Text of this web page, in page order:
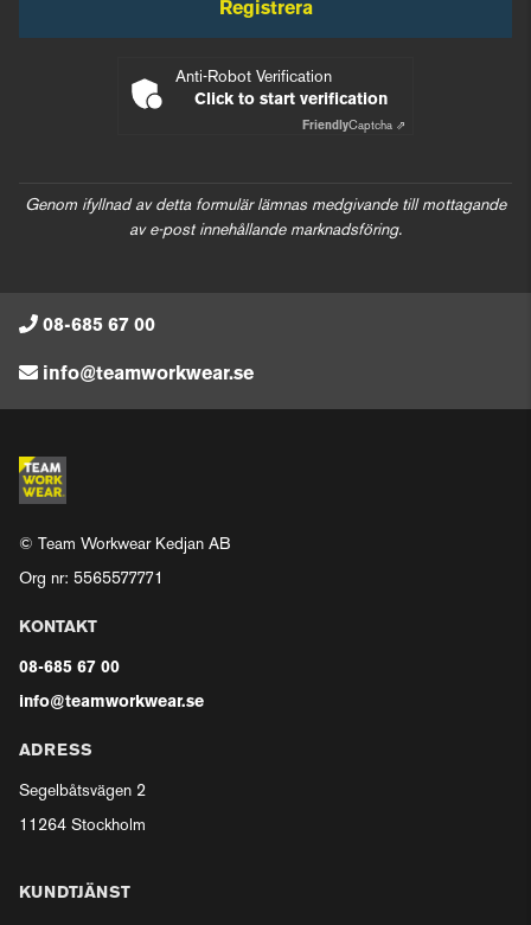
Registrera
Anti-Robot Verification
Click to start verification
FriendlyCaptcha ⇗
Genom ifyllnad av detta formulär lämnas medgivande till mottagande
av e-post innehållande marknadsföring.
08-685 67 00
info@teamworkwear.se
© Team Workwear Kedjan AB
Org nr: 5565577771
KONTAKT
08-685 67 00
info@teamworkwear.se
ADRESS
Segelbåtsvägen 2
11264 Stockholm
KUNDTJÄNST